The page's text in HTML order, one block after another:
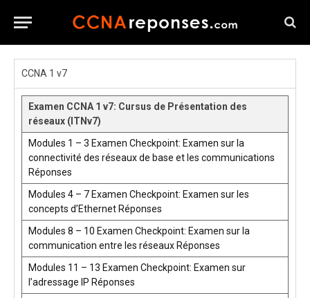
CCNA 1 v7
Examen CCNA 1 v7: Cursus de Présentation des
réseaux (ITNv7)
Modules 1 – 3 Examen Checkpoint: Examen sur la
connectivité des réseaux de base et les communications
Réponses
Modules 4 – 7 Examen Checkpoint: Examen sur les
concepts d’Ethernet Réponses
Modules 8 – 10 Examen Checkpoint: Examen sur la
communication entre les réseaux Réponses
Modules 11 – 13 Examen Checkpoint: Examen sur
l’adressage IP Réponses